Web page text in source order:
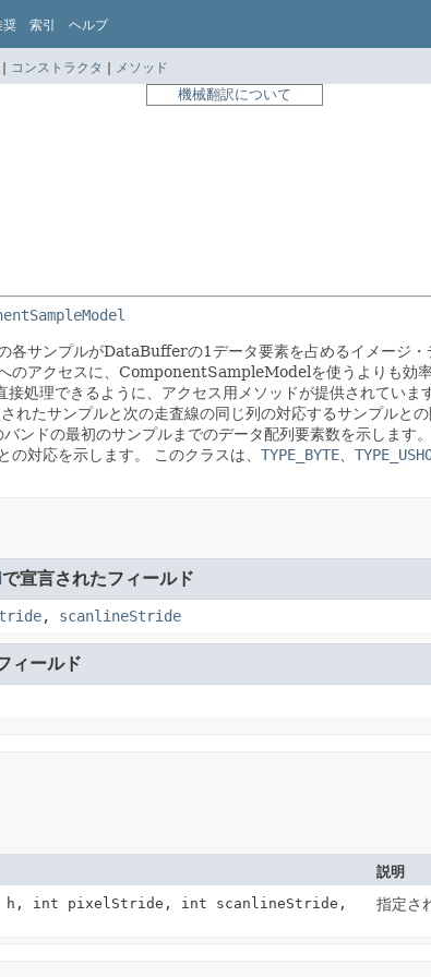
奨 索引 ヘルプ
| コンストラクタ | メソッド
機械翻訳について
各サンプルがDataBufferの1データ要素を占めるイメージ・
のアクセスに、ComponentSampleModelを使うよりも効率
接処理できるように、アクセス用メソッドが提供されています
れたサンプルと次の走査線の同じ列の対応するサンプルとの
ドの最初のサンプルまでのデータ配列要素数を示します。
対応を示します。
このクラスは、 TYPE_BYTE
で宣言されたフィールド
, scanlineStride
ィールド
説明
int pixelStride, int scanlineStride,
指定さ